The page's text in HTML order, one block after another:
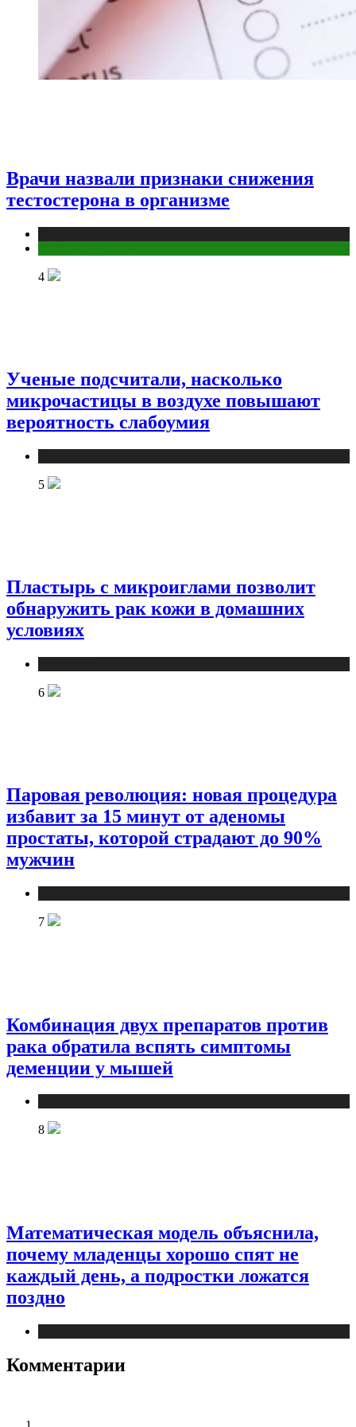
Врачи назвали признаки снижения
тестостерона в организме
4
Ученые подсчитали, насколько
микрочастицы в воздухе повышают
вероятность слабоумия
5
Пластырь с микроиглами позволит
обнаружить рак кожи в домашних
условиях
6
Паровая революция: новая процедура
избавит за 15 минут от аденомы
простаты, которой страдают до 90%
мужчин
7
Комбинация двух препаратов против
рака обратила вспять симптомы
деменции у мышей
8
Математическая модель объяснила,
почему младенцы хорошо спят не
каждый день, а подростки ложатся
поздно
Комментарии